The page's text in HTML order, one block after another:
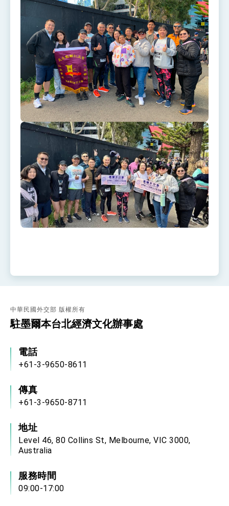
我國政府將在美國亞利桑納州設立「駐鳳凰城辦
事處」，進一步深化台美交流合作
中華民國外交部 版權所有
駐墨爾本台北經濟文化辦事處
電話
+61-3-9650-8611
傳真
+61-3-9650-8711
地址
Level 46, 80 Collins St, Melbourne, VIC 3000,
Australia
服務時間
09:00-17:00